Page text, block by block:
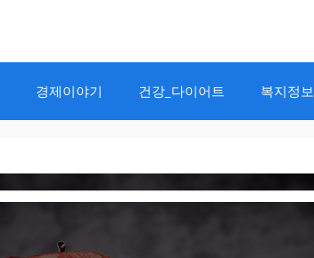
경제이야기 건강_다이어트 복지정보